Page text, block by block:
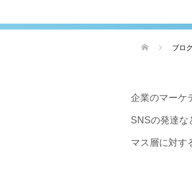
ブロ
企業のマーケ
SNSの発達な
マス層に対す